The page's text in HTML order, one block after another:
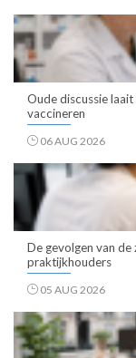
Oude discussie
vaccineren
06 AUG 2026
De gevolgen van
praktijkhouders
05 AUG 2026